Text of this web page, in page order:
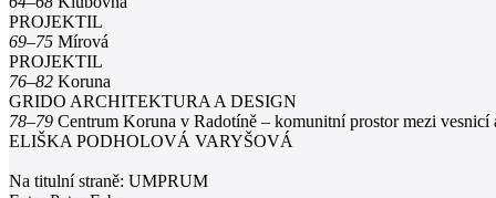
PROJEKTIL
69–75 Mírová
PROJEKTIL
76–82 Koruna
GRIDO ARCHITEKTURA A DESIGN
78–79 Centrum Koruna v Radotíně – komunitní prostor mezi vesnicí
ELIŠKA PODHOLOVÁ VARYŠOVÁ
Na titulní straně: UMPRUM